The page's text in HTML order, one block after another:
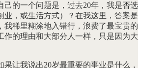
己的一个问题是，过去20年，我是否选
业，或生活方式）？在我这里，答案是
我稀里糊涂地入错行，浪费了最宝贵的
作的理由和大部分人一样，只是因为大
让我说出20岁最重要的事业是什么，